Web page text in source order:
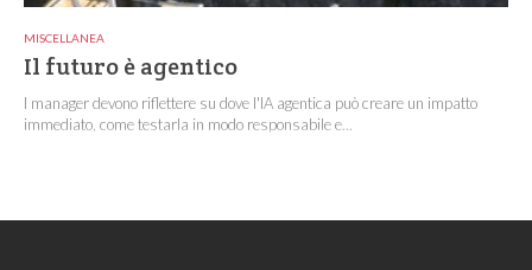
MISCELLANEA
Il futuro è agentico
I manager devono riflettere su dove l'IA agentica può creare un impatto
immediato, come testarla in modo responsabile e...